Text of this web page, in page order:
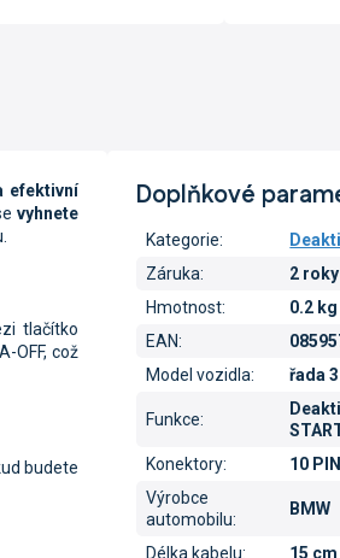
efektivní
vyhnete
tlačítko
OFF, což
budete
Doplňkové
Kategorie:
Záruka:
2 roky
Hmotnost:
0.2 kg
EAN:
Model vozidla: řada 3
Funkce:
Konektory:
10 PIN
Výrobce
automobilu:
BMW
Délka kabelu: 15 cm